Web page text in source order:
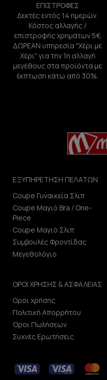
ΕΠΙΣΤΡΟΦΕΣ
Δεκτές εντός 14 ημερών.
Κόστος αλλαγής /
επιστροφής χρημάτων 5€.
ΔΩΡΕΑΝ υπηρεσία "Χέρι με
Χέρι" για την 1η αλλαγή
μεγέθους στα προϊόντα με
έκπτωση κάτω από 30%.
ΕΞΥΠΗΡΕΤΗΣΗ ΠΕΛΑΤΩΝ
Coupe Γυναικεία Σλιπ
Coupe Μαγιό Bra / One-
Piece
Coupe Μαγιό Σλιπ
Συμβουλές Φροντίδας
Μεγεθολόγιο
ΟΡΟΙ ΧΡΗΣΗΣ & ΑΣΦΑΛΕΙΑΣ
Οροι χρήσης
Πολιτική Απορρήτου
Όροι Πωλήσεων
Συχνές Ερωτήσεις